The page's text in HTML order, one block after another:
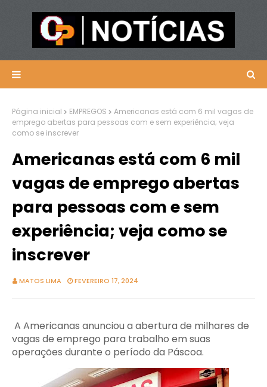
Página inicial EMPREGOS
Americanas está com 6 mil vagas de
emprego abertas para pessoas com e sem experiência; veja
como se inscrever
Americanas está com 6 mil
vagas de emprego abertas
para pessoas com e sem
experiência; veja como se
inscrever
MATOS LIMA FEVEREIRO 17, 2024
A Americanas anunciou a abertura de milhares de
vagas de emprego para trabalho em suas
operações durante o período da Páscoa.